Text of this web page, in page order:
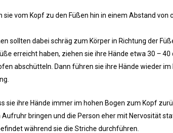
sie vom Kopf zu den Füßen hin in einem Abstand
sollten dabei schräg zum Körper in Richtung der
erreicht haben, ziehen sie ihre Hände etwa 30 –
abschütteln. Dann führen sie ihre Hände wieder
sie ihre Hände immer im hohen Bogen zum Kopf
Aufruhr bringen und die Person eher mit Nervosität
während sie die Striche durchführen.